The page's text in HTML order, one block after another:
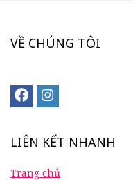
VỀ CHÚNG TÔI
LIÊN KẾT NHANH
Trang chủ